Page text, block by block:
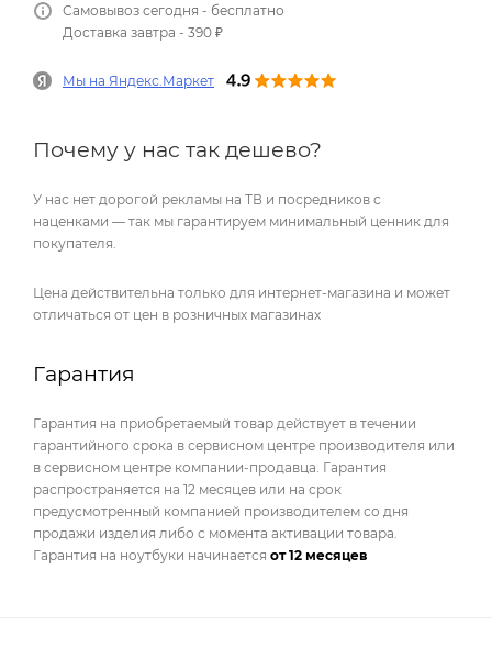
Самовывоз сегодня - бесплатно
Доставка завтра - 390 ₽
Мы на Яндекс.Маркет
Почему у нас так дешево?
У нас нет дорогой рекламы на ТВ и посредников с
наценками — так мы гарантируем минимальный ценник для
покупателя.
Цена действительна только для интернет-магазина и может
отличаться от цен в розничных магазинах
Гарантия
Гарантия на приобретаемый товар действует в течении
гарантийного срока в сервисном центре производителя или
в сервисном центре компании-продавца. Гарантия
распространяется на 12 месяцев или на срок
предусмотренный компанией производителем со дня
продажи изделия либо с момента активации товара.
Гарантия на ноутбуки начинается от 12 месяцев